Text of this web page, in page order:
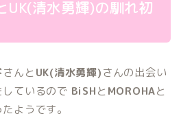
UK(清水勇輝)の馴れ初
さんと UK(清水勇輝)さんの出会い
ているので BiSHと MOROHAと
ようです。